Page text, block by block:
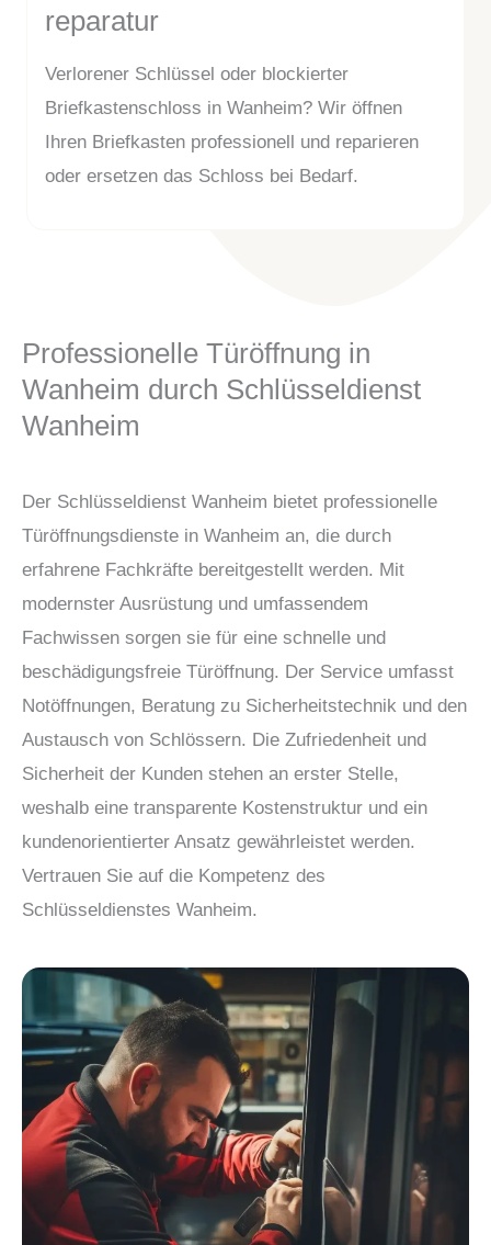
reparatur
Verlorener Schlüssel oder blockierter
Briefkastenschloss in Wanheim? Wir öffnen
Ihren Briefkasten professionell und reparieren
oder ersetzen das Schloss bei Bedarf.
Professionelle Türöffnung in
Wanheim durch Schlüsseldienst
Wanheim
Der Schlüsseldienst Wanheim bietet professionelle
Türöffnungsdienste in Wanheim an, die durch
erfahrene Fachkräfte bereitgestellt werden. Mit
modernster Ausrüstung und umfassendem
Fachwissen sorgen sie für eine schnelle und
beschädigungsfreie Türöffnung. Der Service umfasst
Notöffnungen, Beratung zu Sicherheitstechnik und den
Austausch von Schlössern. Die Zufriedenheit und
Sicherheit der Kunden stehen an erster Stelle,
weshalb eine transparente Kostenstruktur und ein
kundenorientierter Ansatz gewährleistet werden.
Vertrauen Sie auf die Kompetenz des
Schlüsseldienstes Wanheim.